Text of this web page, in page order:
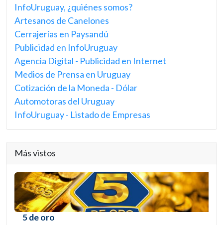
InfoUruguay, ¿quiénes somos?
Artesanos de Canelones
Cerrajerías en Paysandú
Publicidad en InfoUruguay
Agencia Digital - Publicidad en Internet
Medios de Prensa en Uruguay
Cotización de la Moneda - Dólar
Automotoras del Uruguay
InfoUruguay - Listado de Empresas
Más vistos
5 de oro